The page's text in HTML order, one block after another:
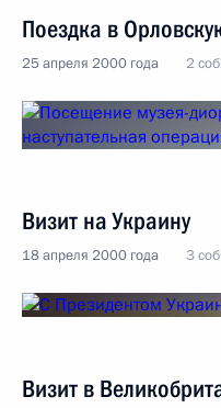
Поездка в
25 апреля 2000 года 2
Визит на Украину
18 апреля 2000 года 3
Визит в